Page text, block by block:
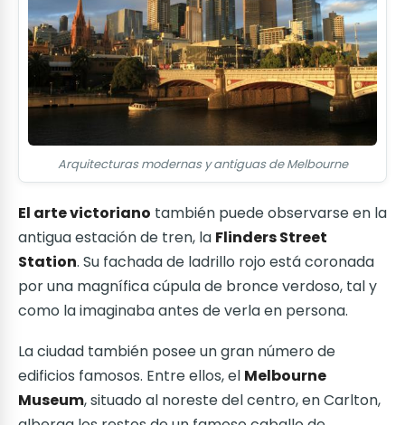
Arquitecturas modernas y antiguas de Melbourne
El arte victoriano también puede observarse en la
antigua estación de tren, la Flinders Street
Station. Su fachada de ladrillo rojo está coronada
por una magnífica cúpula de bronce verdoso, tal y
como la imaginaba antes de verla en persona.
La ciudad también posee un gran número de
edificios famosos. Entre ellos, el Melbourne
Museum, situado al noreste del centro, en Carlton,